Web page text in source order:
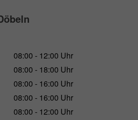
08:00 - 12:00 Uhr
08:00 - 18:00 Uhr
08:00 - 16:00 Uhr
08:00 - 16:00 Uhr
08:00 - 12:00 Uhr